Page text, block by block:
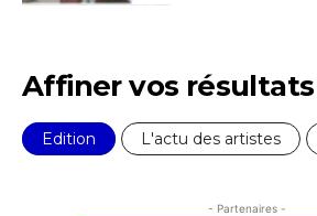
J'accepte lestermes et conditions
Affiner vos résultats
Edition L'actu des artistes
- Partenaires -